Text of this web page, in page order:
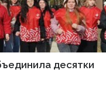
десятки